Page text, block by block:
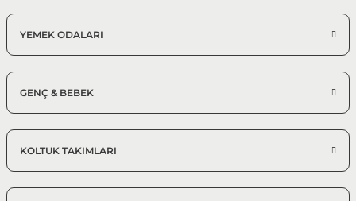
YEMEK ODALARI
GENÇ & BEBEK
KOLTUK TAKIMLARI